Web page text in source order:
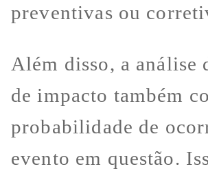
preventivas ou
Além disso, a análise
de impacto também
probabilidade de
evento em questão.